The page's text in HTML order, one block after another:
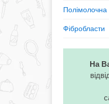
Полімолочна
Фібробласти
На